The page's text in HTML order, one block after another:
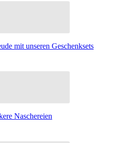
mit unseren Geschenksets
Naschereien